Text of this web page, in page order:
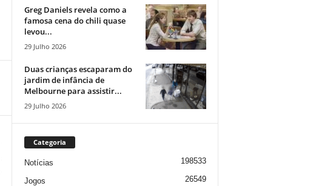
Greg Daniels revela como a
famosa cena do chili quase
levou...
29 Julho 2026
Duas crianças escaparam do
jardim de infância de
Melbourne para assistir...
29 Julho 2026
Categoria
Notícias 198533
Jogos 26549